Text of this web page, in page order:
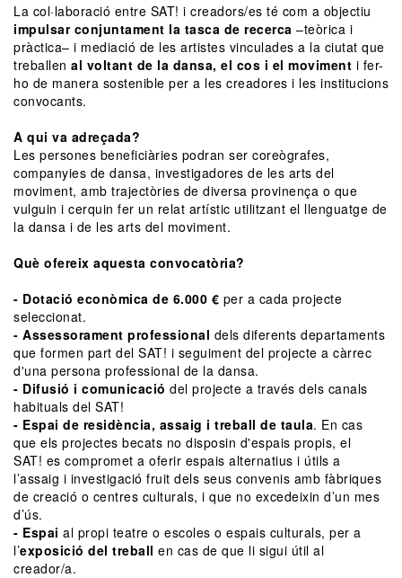
La col·laboració entre SAT! i creadors/es té com a objectiu
impulsar conjuntament la tasca de recerca –teòrica i
pràctica– i mediació de les artistes vinculades a la ciutat que
treballen al voltant de la dansa, el cos i el moviment i fer-
ho de manera sostenible per a les creadores i les institucions
convocants.
A qui va adreçada?
Les persones beneficiàries podran ser coreògrafes,
companyies de dansa, investigadores de les arts del
moviment, amb trajectòries de diversa provinença o que
vulguin i cerquin fer un relat artístic utilitzant el llenguatge de
la dansa i de les arts del moviment.
Què ofereix aquesta convocatòria?
- Dotació econòmica de 6.000 € per a cada projecte
seleccionat.
- Assessorament professional dels diferents departaments
que formen part del SAT! i seguiment del projecte a càrrec
d'una persona professional de la dansa.
- Difusió i comunicació del projecte a través dels canals
habituals del SAT!
- Espai de residència, assaig i treball de taula. En cas
que els projectes becats no disposin d'espais propis, el
SAT! es compromet a oferir espais alternatius i útils a
l’assaig i investigació fruit dels seus convenis amb fàbriques
de creació o centres culturals, i que no excedeixin d’un mes
d’ús.
- Espai al propi teatre o escoles o espais culturals, per a
l’exposició del treball en cas de que li sigui útil al
creador/a.